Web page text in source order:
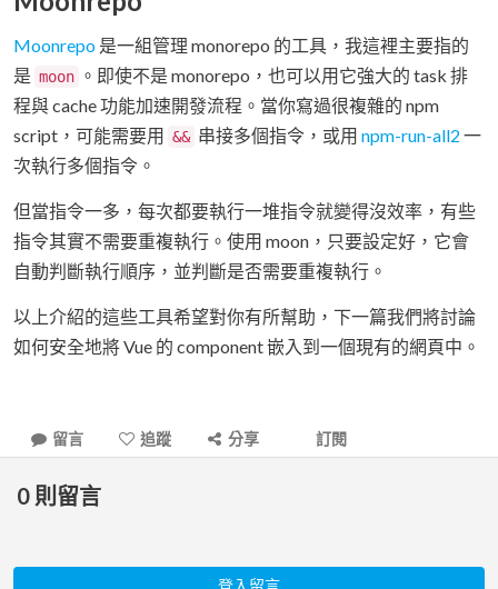
Moonrepo 是一組管理 monorepo 的工具，我這裡主要指的
是 moon 。即使不是 monorepo，也可以用它強大的 task 排
程與 cache 功能加速開發流程。當你寫過很複雜的 npm
script，可能需要用 && 串接多個指令，或用 npm-run-all2 一
次執行多個指令。
但當指令一多，每次都要執行一堆指令就變得沒效率，有些
指令其實不需要重複執行。使用 moon，只要設定好，它會
自動判斷執行順序，並判斷是否需要重複執行。
以上介紹的這些工具希望對你有所幫助，下一篇我們將討論
如何安全地將 Vue 的 component 嵌入到一個現有的網頁中。
留言 追蹤 分享 訂閱
0 則留言
登入留言